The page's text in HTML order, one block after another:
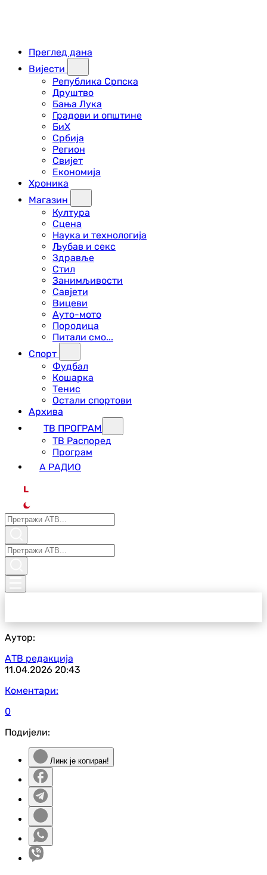
Преглед дана
Вијести
Република Српска
Друштво
Бања Лука
Градови и општине
БиХ
Србија
Регион
Свијет
Економија
Хроника
Магазин
Култура
Сцена
Наука и технологија
Љубав и секс
Здравље
Стил
Занимљивости
Савјети
Вицеви
Ауто-мото
Породица
Питали смо...
Спорт
Фудбал
Кошарка
Тенис
Остали спортови
Архива
ТВ ПРОГРАМ
ТВ Распоред
Програм
А РАДИО
L
Аутор:
АТВ редакција
11.04.2026 20:43
Коментари:
0
Подијели:
Линк је копиран!